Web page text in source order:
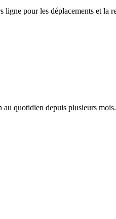
pour les déplacements et la
au quotidien depuis plusieurs mois.